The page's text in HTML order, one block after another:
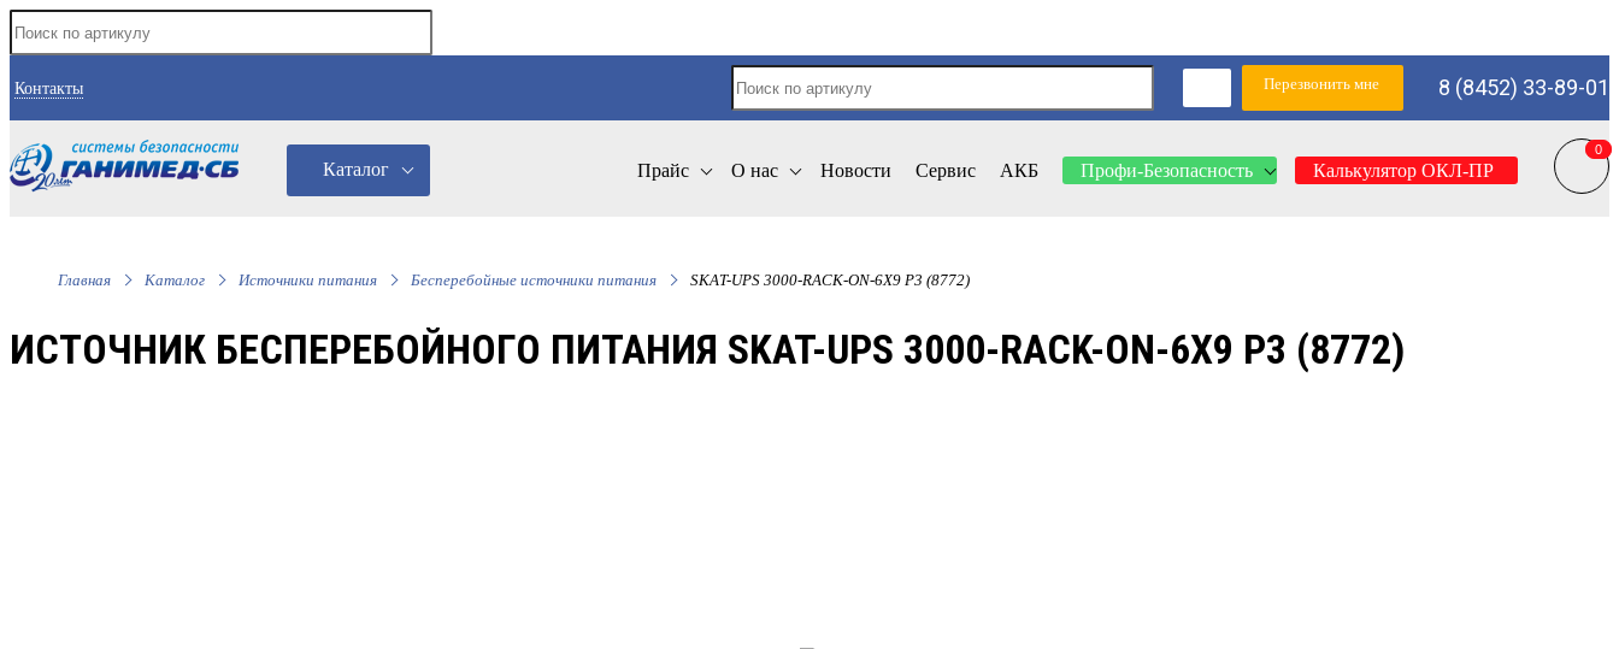
Контакты Перезвонить мне 8 (8452) 33-89-01
0
0
Прайс О нас Новости Сервис АКБ Профи-Безопасность Калькулятор ОКЛ-ПР
Каталог
Главная Каталог Источники питания Бесперебойные источники питания SKAT-UPS 3000-RACK-ON-6X9 P3 (8772)
ИСТОЧНИК БЕСПЕРЕБОЙНОГО ПИТАНИЯ SKAT-UPS 3000-RACK-ON-6X9 P3 (8772)